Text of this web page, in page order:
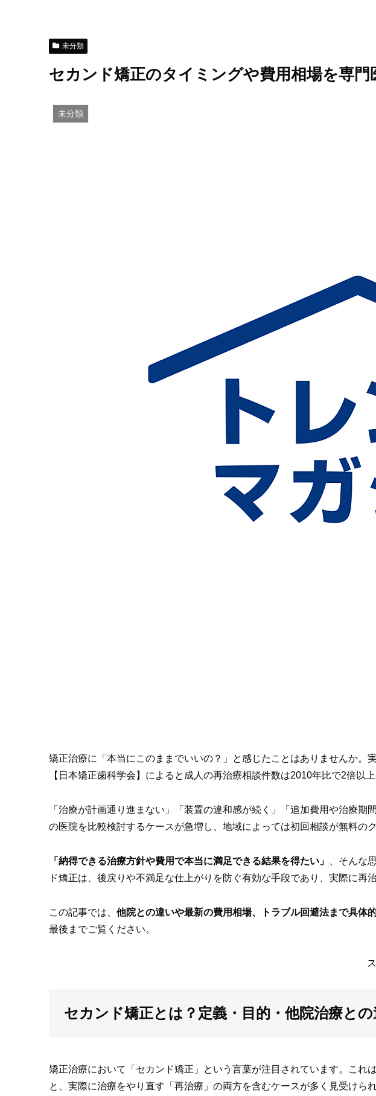
未分類
セカンド矯正のタイミングや費用相場を専
未分類
矯正治療に「本当にこのままでいいの？」と感じたことはありませんか。
【日本矯正歯科学会】によると成人の再治療相談件数は2010年比で2倍以上
「治療が計画通り進まない」「装置の違和感が続く」「追加費用や治療
の医院を比較検討するケースが急増し、地域によっては初回相談が無料の
「納得できる治療方針や費用で本当に満足できる結果を得たい」
、そんな
ド矯正は、後戻りや不満足な仕上がりを防ぐ有効な手段であり、実際に再
この記事では、 他院との違いや最新の費用相場、トラブル回避法まで具体
最後までご覧ください。
セカンド矯正とは？定義・目的・他院治療と
矯正治療において「セカンド矯正」という言葉が注目されています。これ
と、実際に治療をやり直す「再治療」の両方を含むケースが多く見受け